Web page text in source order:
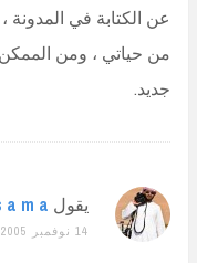
عن الكتابة في المدونة
من حياتي ، ومن
جديد.
يقول a m a
14 نوفمبر 2005 الساعة 12:29 ص